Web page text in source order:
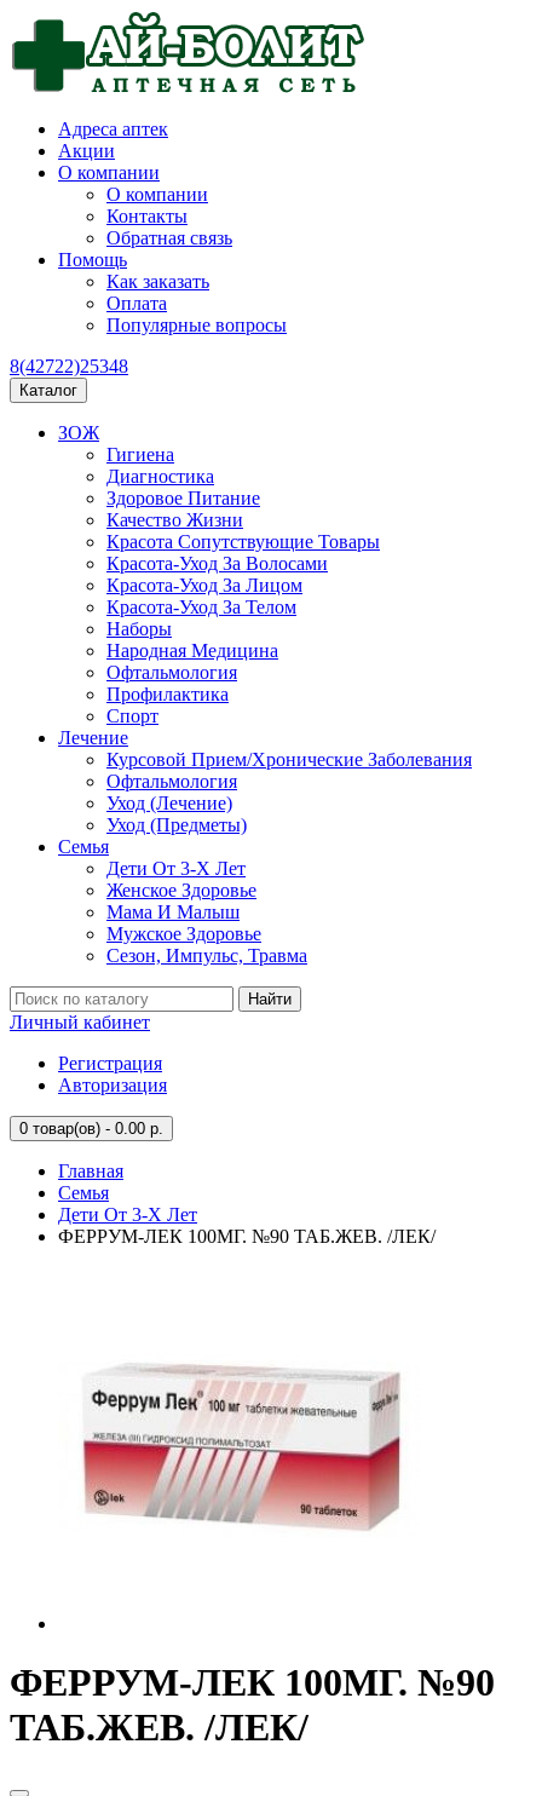
Адреса аптек
Акции
О компании
О компании
Контакты
Обратная связь
Помощь
Как заказать
Оплата
Популярные вопросы
8(42722)25348
Каталог
ЗОЖ
Гигиена
Диагностика
Здоровое Питание
Качество Жизни
Красота Сопутствующие Товары
Красота-Уход За Волосами
Красота-Уход За Лицом
Красота-Уход За Телом
Наборы
Народная Медицина
Офтальмология
Профилактика
Спорт
Лечение
Курсовой Прием/Хронические Заболевания
Офтальмология
Уход (Лечение)
Уход (Предметы)
Семья
Дети От 3-Х Лет
Женское Здоровье
Мама И Малыш
Мужское Здоровье
Сезон, Импульс, Травма
Найти
Личный кабинет
Регистрация
Авторизация
0 товар(ов) - 0.00 р.
Главная
Семья
Дети От 3-Х Лет
ФЕРРУМ-ЛЕК 100МГ. №90 ТАБ.ЖЕВ. /ЛЕК/
ФЕРРУМ-ЛЕК 100МГ. №90
ТАБ.ЖЕВ. /ЛЕК/